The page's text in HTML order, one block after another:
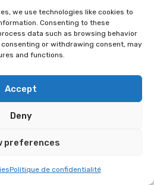
we use technologies like cookies to
Consenting to these
data such as browsing behavior
consenting or withdrawing consent, may
and functions.
Accept
Deny
preferences
Politique de confidentialité
Konferenz ist auf die
1.300 Personen in der Warteschlange
Begrenzte Anzahl von
Die Reservierung für
über die Polymanga Webapp
indem Sie den QR-Code auf Ihrem
sind. Kinder unter 9 Jahren, die
QR-Code am Eingang des Festivals.